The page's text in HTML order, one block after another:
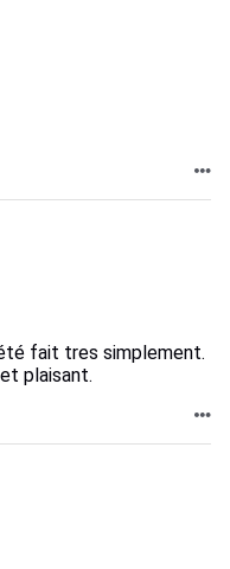
fait tres simplement.
plaisant.